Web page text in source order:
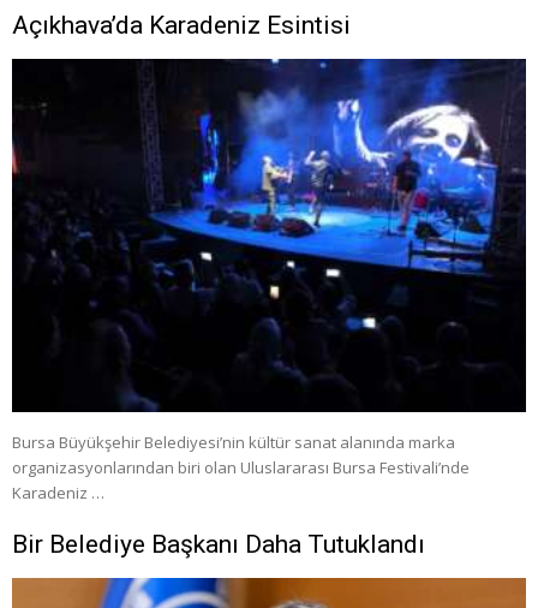
Açıkhava’da Karadeniz Esintisi
Bursa Büyükşehir Belediyesi’nin kültür sanat alanında marka
organizasyonlarından biri olan Uluslararası Bursa Festivali’nde
Karadeniz …
Bir Belediye Başkanı Daha Tutuklandı